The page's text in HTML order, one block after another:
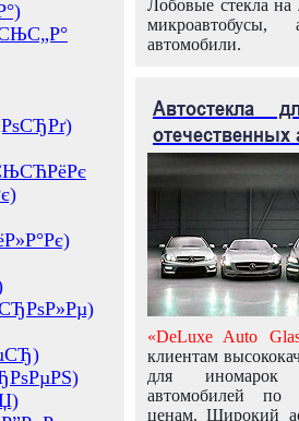
Лобовые стекла на
микроавтобусы,
автомобили.
Автостекла
отечественных
«DeLuxe Auto
клиентам
для иномарок
автомобилей
ценам. Широкий